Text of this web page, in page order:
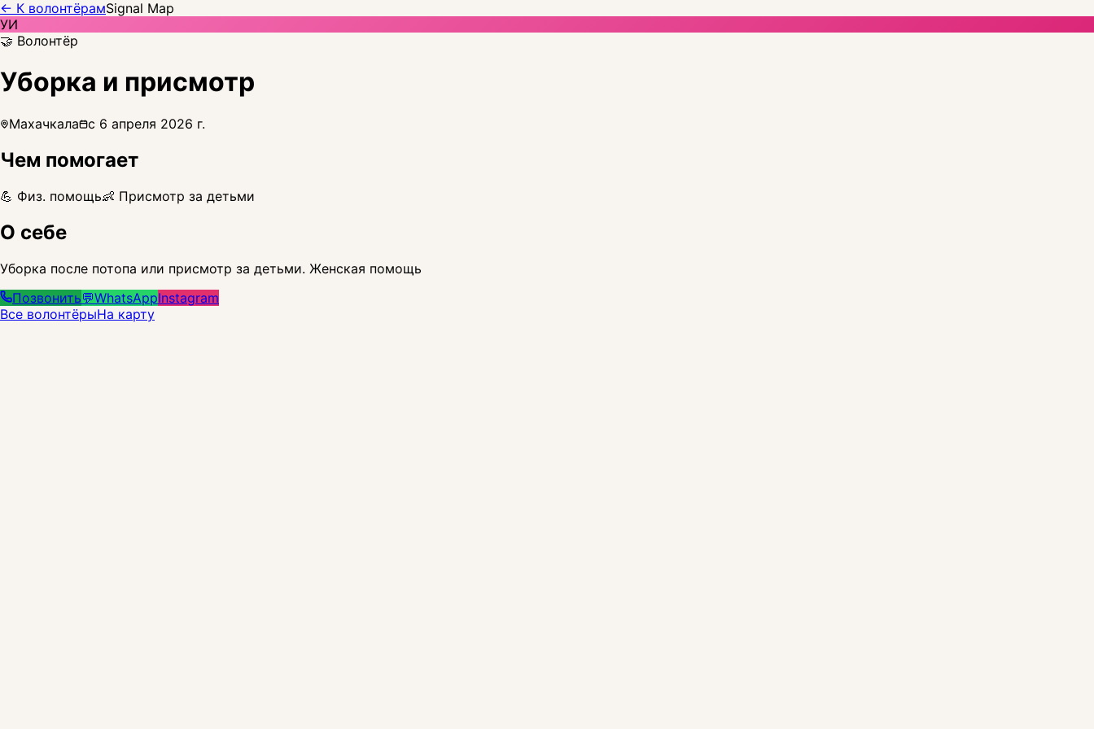
← К волонтёрамSignal Map
УИ
🤝 Волонтёр
Уборка и присмотр
Махачкала с 6 апреля 2026 г.
Чем помогает
💪 Физ. помощь👶 Присмотр за детьми
О себе
Уборка после потопа или присмотр за детьми. Женская помощь
Позвонить💬WhatsAppInstagram
Все волонтёрыНа карту